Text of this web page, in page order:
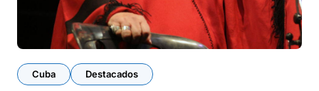
Cuba Destacados